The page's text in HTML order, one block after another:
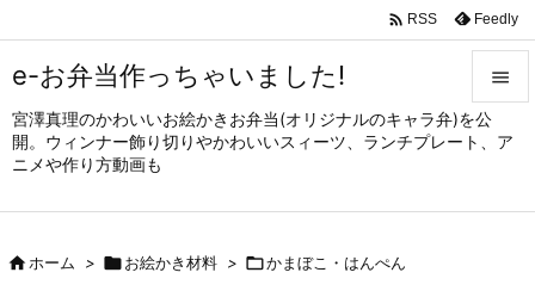
e-お弁当作っちゃいました!
宮澤真理のかわいいお絵かきお弁当(オリジナルのキャラ弁)を公
開。ウィンナー飾り切りやかわいいスィーツ、ランチプレート、ア
ニメや作り方動画も


メニュ
サイド
 RSS Feedly
ホーム > お絵かき材料 > かまぼこ・はんぺん